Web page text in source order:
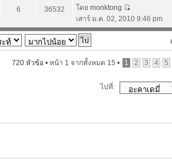
6 36532 โดย monktong
เสาร์ ม.ค. 02, 2010 9:46 pm
720 หัวข้อ • หน้า 1 จากทั้งหมด 15 • 1 2 3 4 5
ไปที่: